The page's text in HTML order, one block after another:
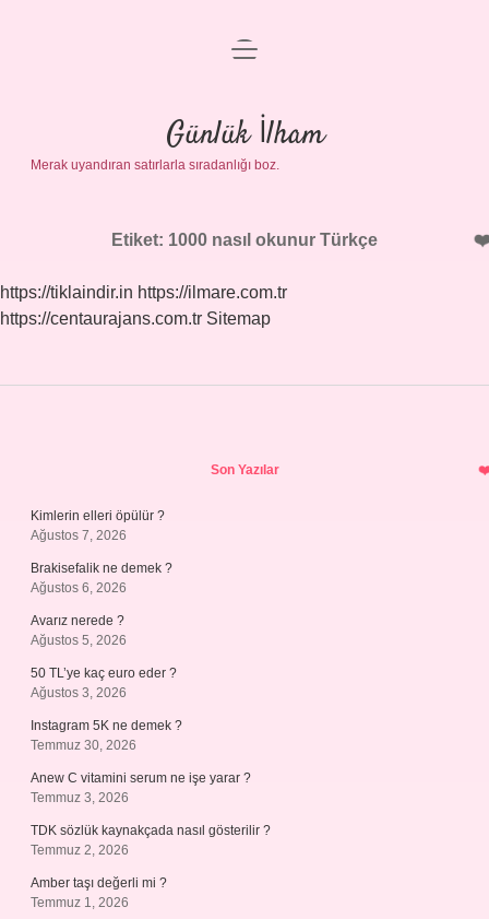
Anasayfa
Gizlilik Politikası
Yasal Uyarı
menüyü
Günlük İlham
Merak uyandıran satırlarla sıradanlığı boz.
Etiket: 1000 nasıl okunur Türkçe
https://tiklaindir.in https://ilmare.com.tr
https://centaurajans.com.tr Sitemap
Son Yazılar
Kimlerin elleri öpülür ?
Ağustos 7, 2026
Brakisefalik ne demek ?
Ağustos 6, 2026
Avarız nerede ?
Ağustos 5, 2026
50 TL’ye kaç euro eder ?
Ağustos 3, 2026
Instagram 5K ne demek ?
Temmuz 30, 2026
Anew C vitamini serum ne işe yarar ?
Temmuz 3, 2026
TDK sözlük kaynakçada nasıl gösterilir ?
Temmuz 2, 2026
Amber taşı değerli mi ?
Temmuz 1, 2026